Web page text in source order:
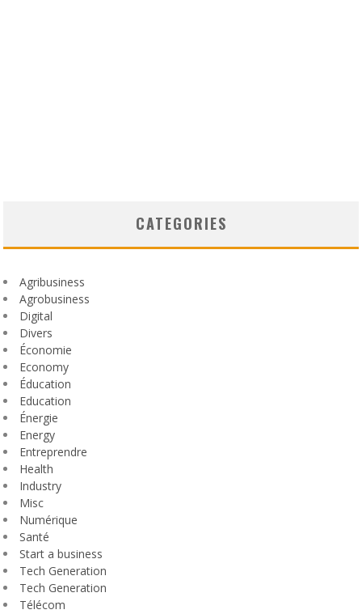
CATEGORIES
Agribusiness
Agrobusiness
Digital
Divers
Économie
Economy
Éducation
Education
Énergie
Energy
Entreprendre
Health
Industry
Misc
Numérique
Santé
Start a business
Tech Generation
Tech Generation
Télécom